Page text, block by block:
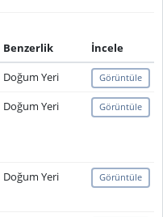
Benzerlik
İncele
Doğum Yeri Görüntüle
Doğum Yeri Görüntüle
Doğum Yeri Görüntüle